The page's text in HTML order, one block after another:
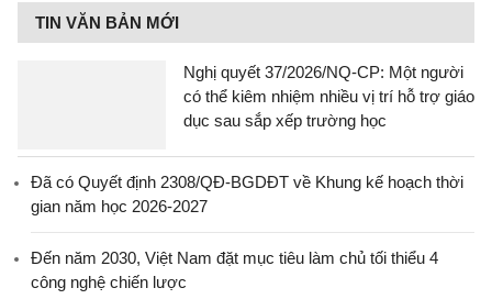
TIN VĂN BẢN MỚI
Nghị quyết 37/2026/NQ-CP: Một người
có thể kiêm nhiệm nhiều vị trí hỗ trợ giáo
dục sau sắp xếp trường học
Đã có Quyết định 2308/QĐ-BGDĐT về Khung kế hoạch thời
gian năm học 2026-2027
Đến năm 2030, Việt Nam đặt mục tiêu làm chủ tối thiểu 4
công nghệ chiến lược